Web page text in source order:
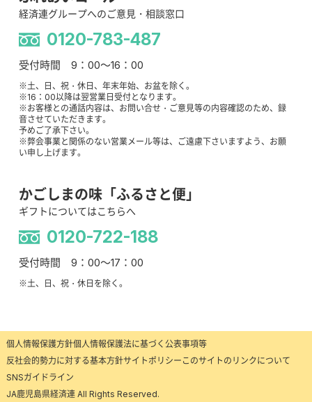
経済連グループへのご意見・相談窓口
0120-783-487
受付時間 9：00～16：00
※土、日、祝・休日、年末年始、お盆を除く。
※16：00以降は翌営業日受付となります。
※お客様との通話内容は、お問い合せ・ご意見等の内容確認のため、録
音させていただきます。
予めご了承下さい。
※弊会事業と関係のない営業メール等は、ご遠慮下さいますよう、お願
い申し上げます。
かごしまの味「ふるさと便」
ギフトについてはこちらへ
0120-722-188
受付時間 9：00～17：00
※土、日、祝・休日を除く。
個人情報保護方針個人情報保護法に基づく公表事項等
反社会的勢力に対する基本方針サイトポリシー このサイトのリンクについて
SNSガイドライン
JA鹿児島県経済連 All Rights Reserved.